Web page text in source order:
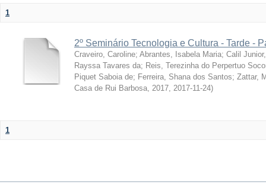
1
2º Seminário Tecnologia e Cultura - Tarde -
Craveiro, Caroline; Abrantes, Isabela Maria; Calil
Rayssa Tavares da; Reis, Terezinha do Perpertuo
Piquet Saboia de; Ferreira, Shana dos Santos; Zattar,
Casa de Rui Barbosa, 2017, 2017-11-24)
1